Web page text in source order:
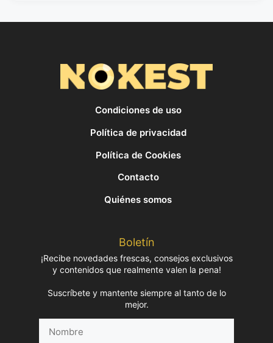
Condiciones de uso
Política de privacidad
Política de Cookies
Contacto
Quiénes somos
Boletín
¡Recibe novedades frescas, consejos exclusivos
y contenidos que realmente valen la pena!
Suscríbete y mantente siempre al tanto de lo
mejor.